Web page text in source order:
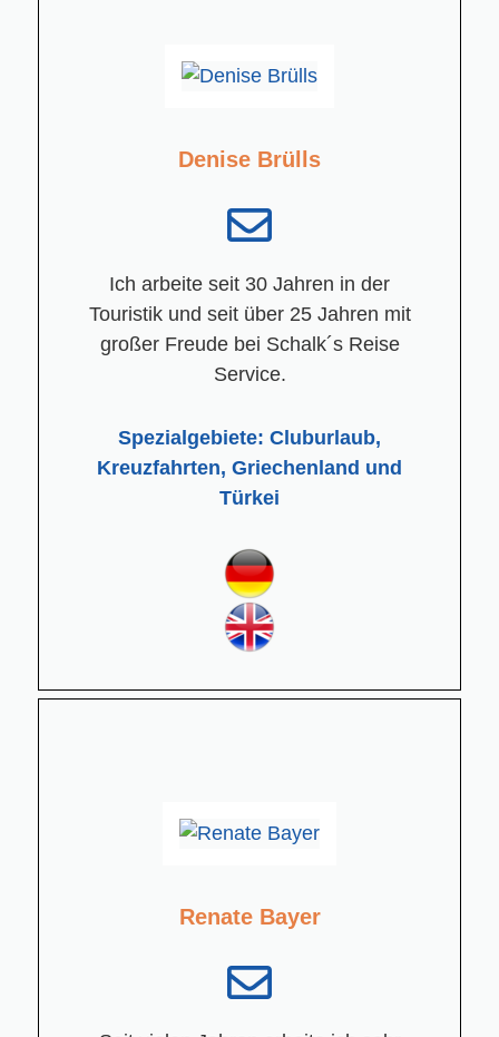
Denise Brülls
Ich arbeite seit 30 Jahren in der
Touristik und seit über 25 Jahren mit
großer Freude bei Schalk´s Reise
Service.
Spezialgebiete: Cluburlaub,
Kreuzfahrten, Griechenland und
Türkei
Renate Bayer